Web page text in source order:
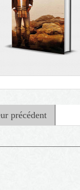
américain à Saïgon : 1944
précédent